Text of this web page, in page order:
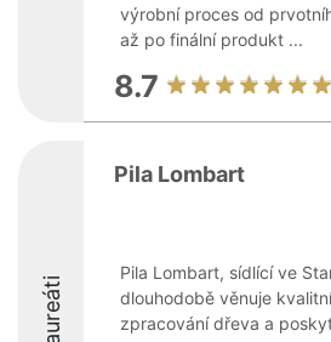
výrobní proces od
až po finální produkt ...
8.7
Laureáti
Pila Lombart
Pila Lombart, sídlící ve
dlouhodobě věnuje
zpracování dřeva a